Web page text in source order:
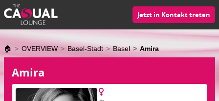
Jetzt in Kontakt treten
🏠 OVERVIEW Basel-Stadt Basel Amira
Amira